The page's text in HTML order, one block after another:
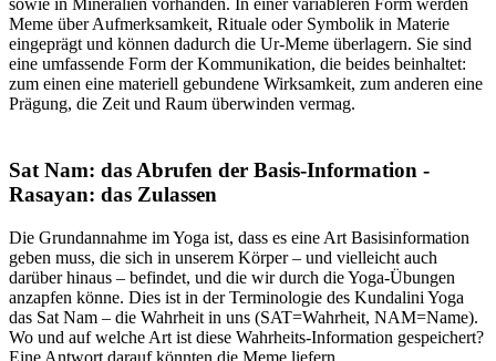
Meme über Aufmerksamkeit, Rituale oder Symbolik in Materie
eingeprägt und können dadurch die Ur-Meme überlagern. Sie sind
eine umfassende Form der Kommunikation, die beides beinhaltet:
zum einen eine materiell gebundene Wirksamkeit, zum anderen eine
Prägung, die Zeit und Raum überwinden vermag.
Sat Nam: das Abrufen der Basis-Information -
Rasayan: das Zulassen
Die Grundannahme im Yoga ist, dass es eine Art Basisinformation
geben muss, die sich in unserem Körper – und vielleicht auch
darüber hinaus – befindet, und die wir durch die Yoga-Übungen
anzapfen könne. Dies ist in der Terminologie des Kundalini Yoga
das Sat Nam – die Wahrheit in uns (SAT=Wahrheit, NAM=Name).
Wo und auf welche Art ist diese Wahrheits-Information gespeichert?
Eine Antwort darauf könnten die Meme liefern.